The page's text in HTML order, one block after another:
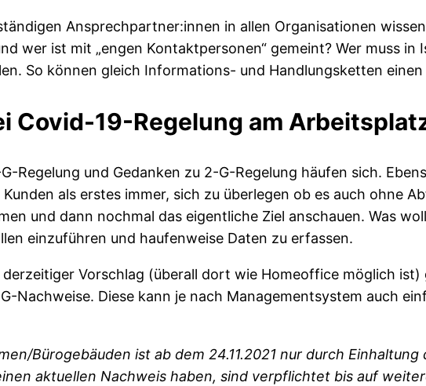
Ansprechpartner:innen in allen Organisationen
wer ist mit „engen Kontaktpersonen“ gemeint? Wer muss in
So können gleich Informations- und Handlungsketten
Covid-19-Regelung am
Regelung und Gedanken zu 2-G-Regelung häufen sich.
als erstes immer, sich zu überlegen ob es auch ohne
und dann nochmal das eigentliche Ziel anschauen. Was
einzuführen und haufenweise Daten zu erfassen.
derzeitiger Vorschlag (überall dort wie Homeoffice möglich
Nachweise. Diese kann je nach Managementsystem auch
Bürogebäuden ist ab dem 24.11.2021 nur durch Einhaltung
aktuellen Nachweis haben, sind verpflichtet bis auf